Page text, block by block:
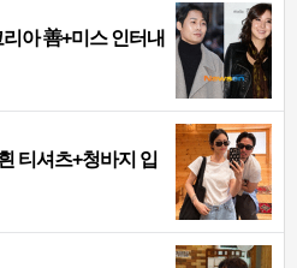
리아 善+미스 인터내
티셔츠+청바지 입